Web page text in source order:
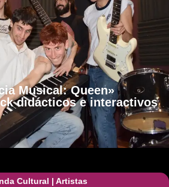
Musical: Queen»
didácticos e interactivos
Cultural | Artistas